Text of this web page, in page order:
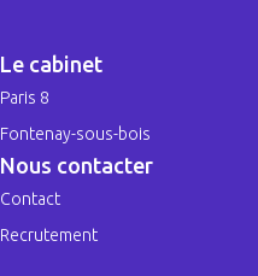
Le cabinet
Paris 8
Fontenay-sous-bois
Nous contacter
Contact
Recrutement